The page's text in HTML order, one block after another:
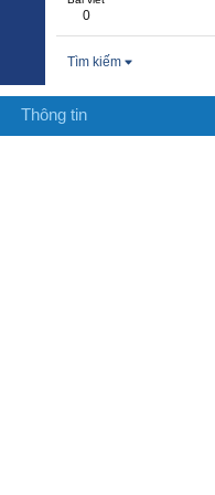
0
Tìm kiếm
Thông tin